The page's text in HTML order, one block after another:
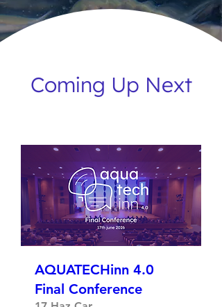
Coming Up Next
AQUATECHinn 4.0
Final Conference